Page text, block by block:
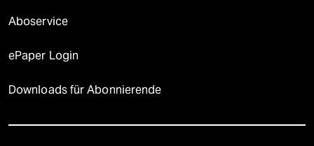
Aboservice
ePaper Login
Downloads für Abonnierende